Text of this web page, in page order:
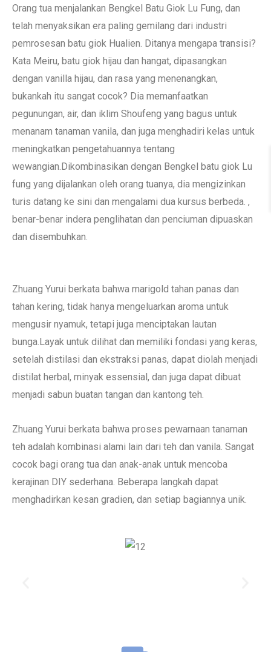
Orang tua menjalankan Bengkel Batu Giok Lu Fung, dan
telah menyaksikan era paling gemilang dari industri
pemrosesan batu giok Hualien. Ditanya mengapa transisi?
Kata Meiru, batu giok hijau dan hangat, dipasangkan
dengan vanilla hijau, dan rasa yang menenangkan,
bukankah itu sangat cocok? Dia memanfaatkan
pegunungan, air, dan iklim Shoufeng yang bagus untuk
menanam tanaman vanila, dan juga menghadiri kelas untuk
meningkatkan pengetahuannya tentang
wewangian.Dikombinasikan dengan Bengkel batu giok Lu
fung yang dijalankan oleh orang tuanya, dia mengizinkan
turis datang ke sini dan mengalami dua kursus berbeda. ,
benar-benar indera penglihatan dan penciuman dipuaskan
dan disembuhkan.
Zhuang Yurui berkata bahwa marigold tahan panas dan
tahan kering, tidak hanya mengeluarkan aroma untuk
mengusir nyamuk, tetapi juga menciptakan lautan
bunga.Layak untuk dilihat dan memiliki fondasi yang keras,
setelah distilasi dan ekstraksi panas, dapat diolah menjadi
distilat herbal, minyak essensial, dan juga dapat dibuat
menjadi sabun buatan tangan dan kantong teh.
Zhuang Yurui berkata bahwa proses pewarnaan tanaman
teh adalah kombinasi alami lain dari teh dan vanila. Sangat
cocok bagi orang tua dan anak-anak untuk mencoba
kerajinan DIY sederhana. Beberapa langkah dapat
menghadirkan kesan gradien, dan setiap bagiannya unik.